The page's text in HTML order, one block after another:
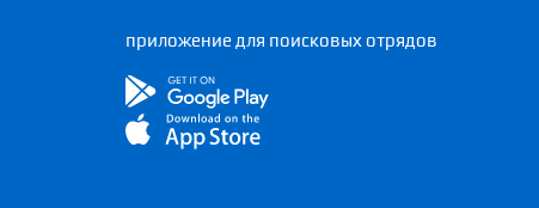
приложение для поисковых отрядов